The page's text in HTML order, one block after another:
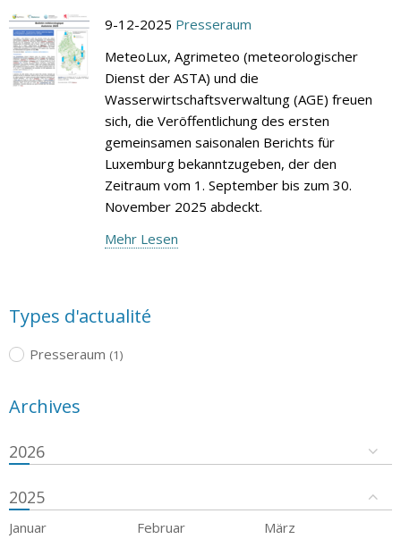
9-12-2025 Presseraum
MeteoLux, Agrimeteo (meteorologischer
Dienst der ASTA) und die
Wasserwirtschaftsverwaltung (AGE) freuen
sich, die Veröffentlichung des ersten
gemeinsamen saisonalen Berichts für
Luxemburg bekanntzugeben, der den
Zeitraum vom 1. September bis zum 30.
November 2025 abdeckt.
Mehr Lesen
Types d'actualité
Presseraum (1)
Archives
2026
2025
Januar Februar
März